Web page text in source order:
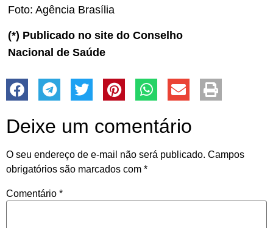
Foto: Agência Brasília
(*) Publicado no site do Conselho
Nacional de Saúde
Deixe um comentário
O seu endereço de e-mail não será publicado. Campos
obrigatórios são marcados com *
Comentário *